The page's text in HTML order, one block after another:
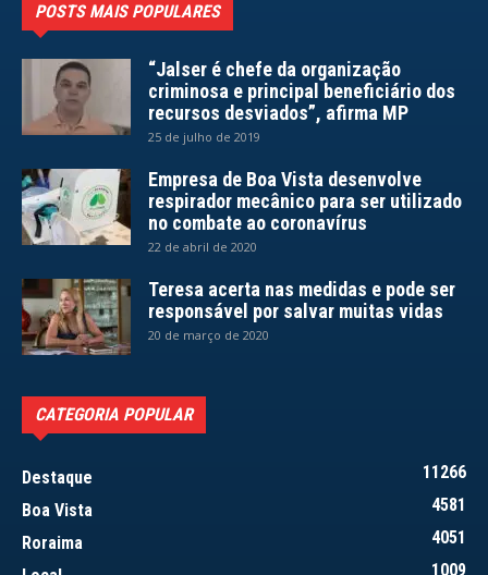
POSTS MAIS POPULARES
“Jalser é chefe da organização
criminosa e principal beneficiário dos
recursos desviados”, afirma MP
25 de julho de 2019
Empresa de Boa Vista desenvolve
respirador mecânico para ser utilizado
no combate ao coronavírus
22 de abril de 2020
Teresa acerta nas medidas e pode ser
responsável por salvar muitas vidas
20 de março de 2020
CATEGORIA POPULAR
Destaque
11266
Boa Vista
4581
Roraima
4051
1009